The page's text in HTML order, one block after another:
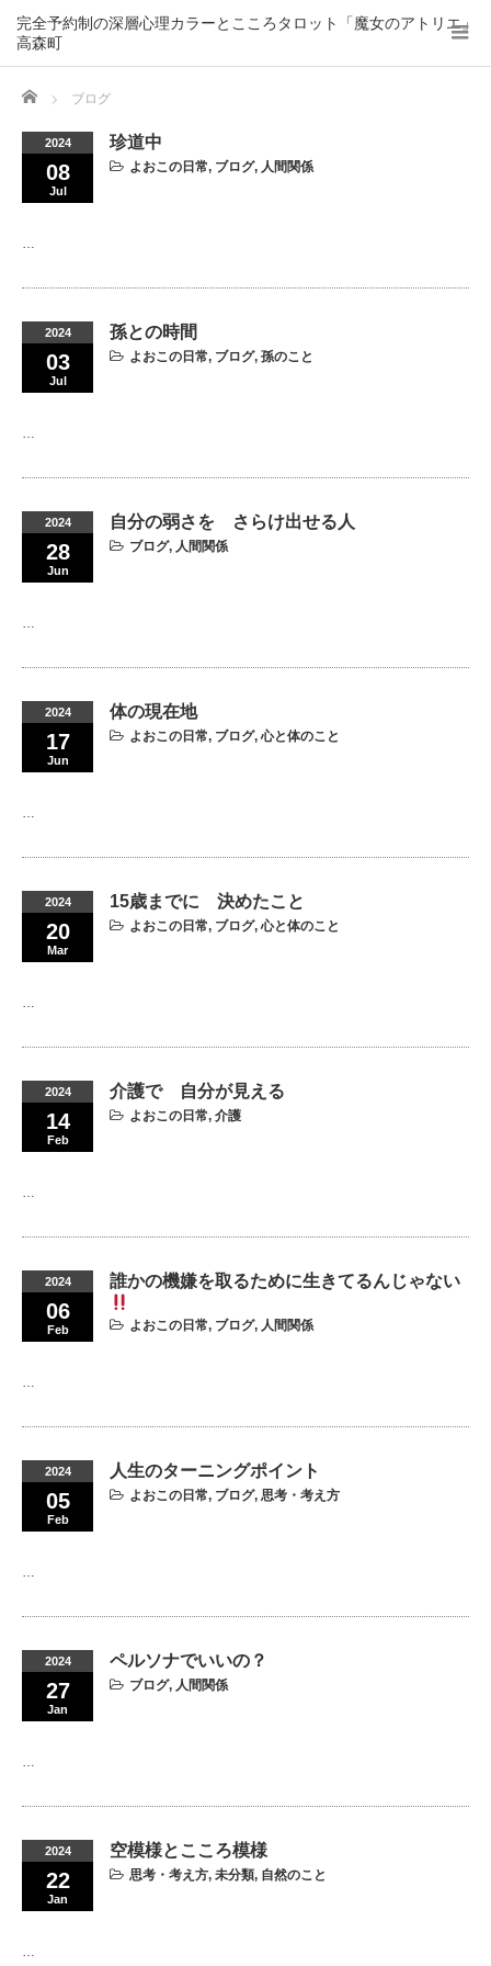
完全予約制の深層心理カラーとこころタロット「魔女のアトリエ」
高森町
Home ブログ
2024
08
Jul
珍道中
よおこの日常, ブログ, 人間関係
…
2024
03
Jul
孫との時間
よおこの日常, ブログ, 孫のこと
…
2024
28
Jun
自分の弱さを さらけ出せる人
ブログ, 人間関係
…
2024
17
Jun
体の現在地
よおこの日常, ブログ,心と体のこと
…
2024
20
Mar
15歳までに 決めたこと
よおこの日常, ブログ,心と体のこと
…
2024
14
Feb
介護で 自分が見える
よおこの日常, 介護
…
2024
06
Feb
誰かの機嫌を取るために生きてるんじゃない
よおこの日常, ブログ, 人間関係
…
2024
05
Feb
人生のターニングポイント
よおこの日常, ブログ, 思考・考え方
…
2024
27
Jan
ペルソナでいいの？
ブログ, 人間関係
…
2024
22
Jan
空模様とこころ模様
思考・考え方, 未分類, 自然のこと
…